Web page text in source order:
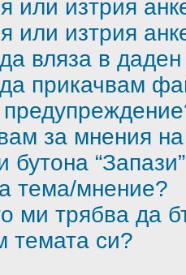
или изтрия
или изтрия
вляза в
прикачвам
за мнения
бутона
тема/мнение?
ми трябва да
темата си?